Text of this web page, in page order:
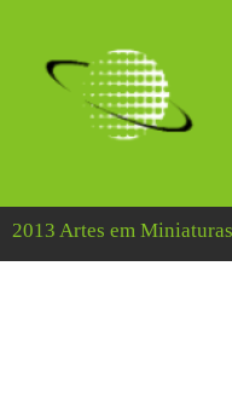
2013 Artes em